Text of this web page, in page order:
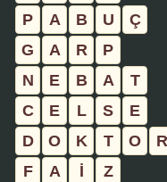
P
A B U
Ç
G
A R
P
N
E B A
T
C
E L S
E
D
O K T O
R
F
A İ Z